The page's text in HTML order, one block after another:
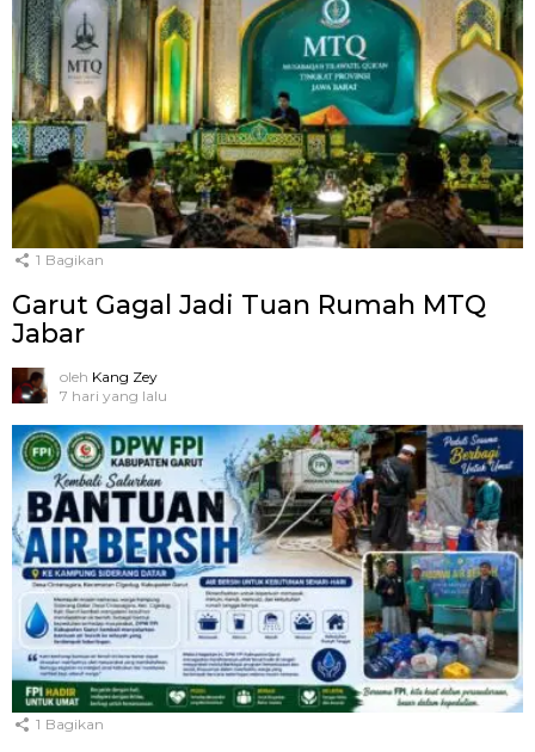
1 Bagikan
Garut Gagal Jadi Tuan Rumah MTQ
Jabar
oleh Kang Zey
7 hari yang lalu
1 Bagikan